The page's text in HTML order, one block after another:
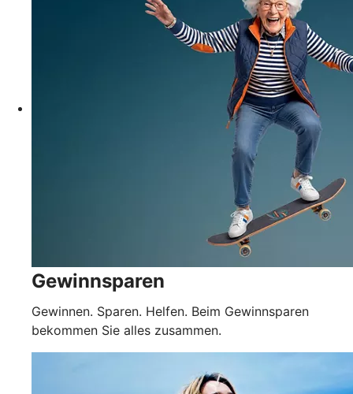
Gewinnsparen
Gewinnen. Sparen. Helfen. Beim Gewinnsparen
bekommen Sie alles zusammen.